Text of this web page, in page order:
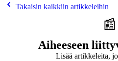
Takaisin kaikkiin artikkeleihin
📰
Aiheeseen
Lisää artikkeleita,